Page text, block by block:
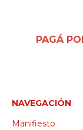
PAGÁ
NAVEGACIÓN
Manifiesto